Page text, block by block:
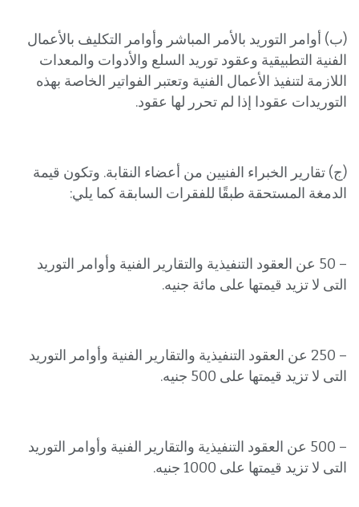
(ب) أوامر التوريد بالأمر المباشر وأوامر التكليف بالأعمال
الفنية التطبيقية وعقود توريد السلع والأدوات والمعدات
اللازمة لتنفيذ الأعمال الفنية وتعتبر الفواتير الخاصة بهذه
التوريدات عقودا إذا لم تحرر لها عقود.
(ج) تقارير الخبراء الفنيين من أعضاء النقابة. وتكون قيمة
الدمغة المستحقة طبقًا للفقرات السابقة كما يلي:
– 50 عن العقود التنفيذية والتقارير الفنية وأوامر التوريد
التى لا تزيد قيمتها على مائة جنيه.
– 250 عن العقود التنفيذية والتقارير الفنية وأوامر التوريد
التى لا تزيد قيمتها على 500 جنيه.
– 500 عن العقود التنفيذية والتقارير الفنية وأوامر التوريد
التى لا تزيد قيمتها على 1000 جنيه.